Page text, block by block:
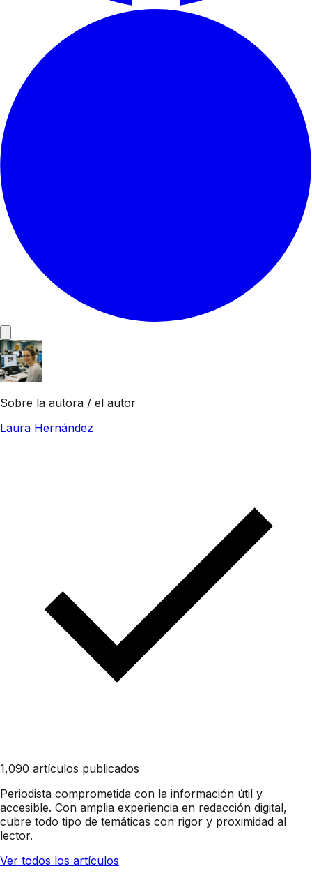
Sobre la autora / el autor
Laura Hernández
1,090 artículos publicados
Periodista comprometida con la información útil y
accesible. Con amplia experiencia en redacción digital,
cubre todo tipo de temáticas con rigor y proximidad al
lector.
Ver todos los artículos